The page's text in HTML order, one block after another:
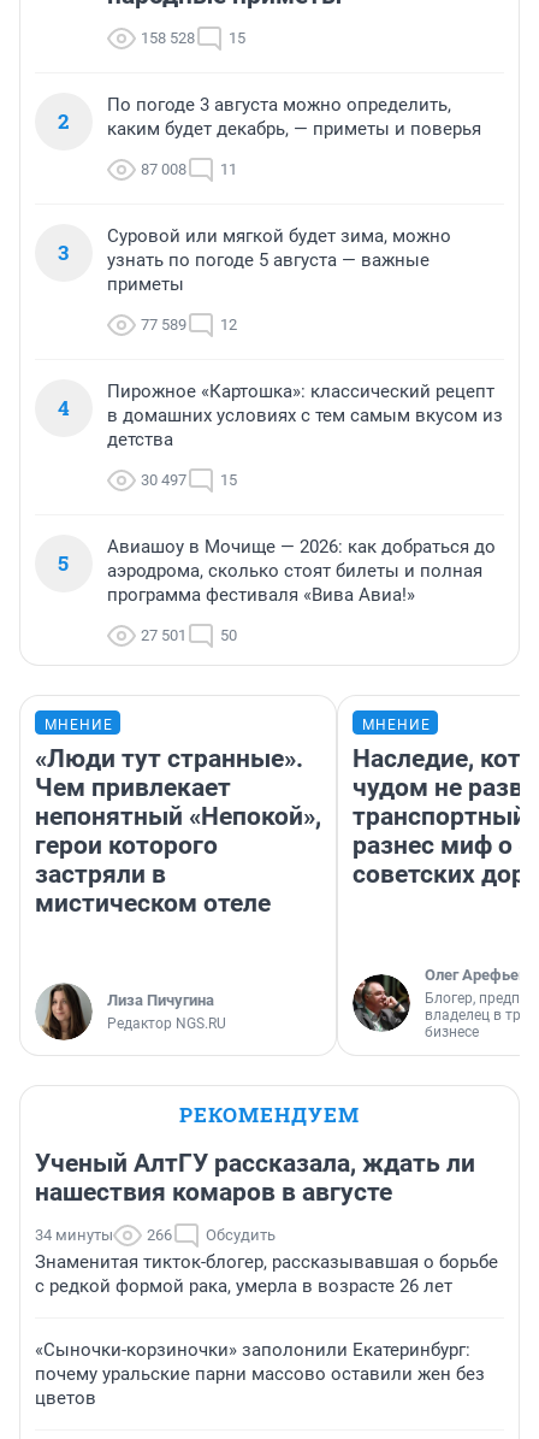
158 528 15
2
По погоде 3 августа можно определить,
каким будет декабрь, — приметы и поверья
87 008 11
3
Суровой или мягкой будет зима, можно
узнать по погоде 5 августа — важные
приметы
77 589 12
4
Пирожное «Картошка»: классический рецепт
в домашних условиях с тем самым вкусом из
детства
30 497 15
5
Авиашоу в Мочище — 2026: как добраться до
аэродрома, сколько стоят билеты и полная
программа фестиваля «Вива Авиа!»
27 501 50
МНЕНИЕ
«Люди тут странные».
Чем привлекает
непонятный «Непокой»,
герои которого
застряли в
мистическом отеле
Лиза Пичугина
Редактор NGS.RU
МНЕНИЕ
Наследие,
чудом не
транспортный
разнес миф о
советских
Олег Арефьев
Блогер,
владелец в
бизнесе
РЕКОМЕНДУЕМ
Ученый АлтГУ рассказала, ждать ли
нашествия комаров в августе
34 минуты 266 Обсудить
Знаменитая тикток-блогер, рассказывавшая о борьбе
с редкой формой рака, умерла в возрасте 26 лет
«Сыночки-корзиночки» заполонили Екатеринбург:
почему уральские парни массово оставили жен без
цветов